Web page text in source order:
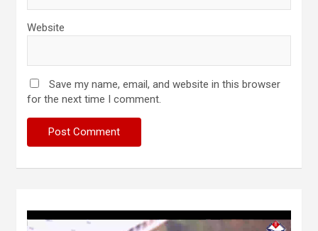
Website
Save my name, email, and website in this browser
for the next time I comment.